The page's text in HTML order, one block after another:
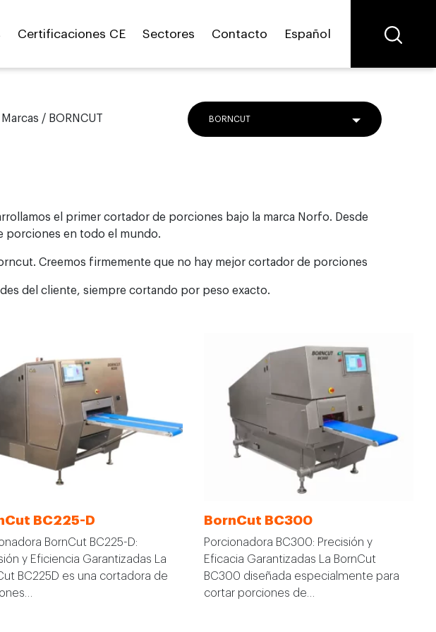
Certificaciones CE Sectores Contacto Español
Marcas / BORNCUT BORNCUT
el primer cortador de porciones bajo la marca Norfo. Desde
porciones en todo el mundo.
Creemos firmemente que no hay mejor cortador de porciones
del cliente, siempre cortando por peso exacto.
BC225-D
BornCut BC225-D:
y Eficiencia Garantizadas La
BC225D es una cortadora de
BornCut BC300
Porcionadora BC300: Precisión y
Eficacia Garantizadas La BornCut
BC300 diseñada especialmente para
cortar porciones de…